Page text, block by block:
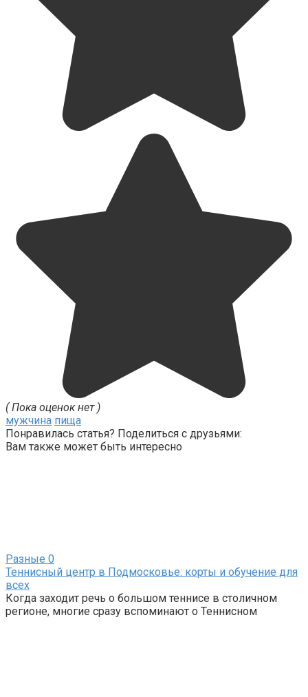
( Пока оценок нет )
мужчина пища
Понравилась статья? Поделиться с друзьями:
Вам также может быть интересно
Разные 0
Теннисный центр в Подмосковье: корты и обучение для
всех
Когда заходит речь о большом теннисе в столичном
регионе, многие сразу вспоминают о Теннисном